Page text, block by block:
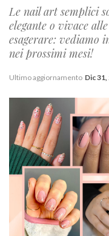
Le nail art semplici
elegante o vivace
esagerare: vediamo
nei prossimi mesi!
Ultimo aggiornamento Dic